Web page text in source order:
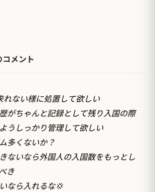
メント
れない様に処置して欲しい
がちゃんと記録として残り入国の際
うしっかり管理して欲しい
多くないか？
ないなら外国人の入国数をもっとし
き
なら入れるな💢